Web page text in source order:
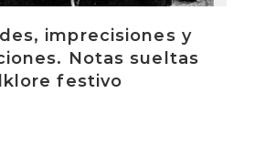
imprecisiones y
Notas sueltas
festivo